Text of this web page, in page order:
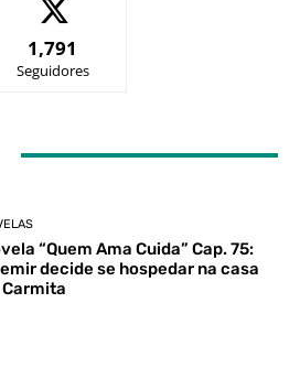
1,791
Seguidores
“Quem Ama Cuida” Cap. 75:
decide se hospedar na casa
Carmita